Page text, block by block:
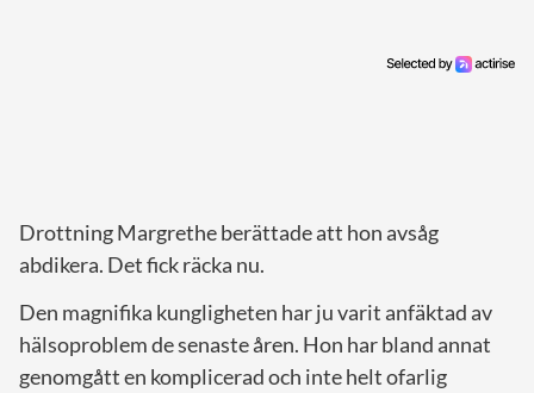
Drottning Margrethe berättade att hon avsåg
abdikera. Det fick räcka nu.
Den magnifika kungligheten har ju varit anfäktad av
hälsoproblem de senaste åren. Hon har bland annat
genomgått en komplicerad och inte helt ofarlig